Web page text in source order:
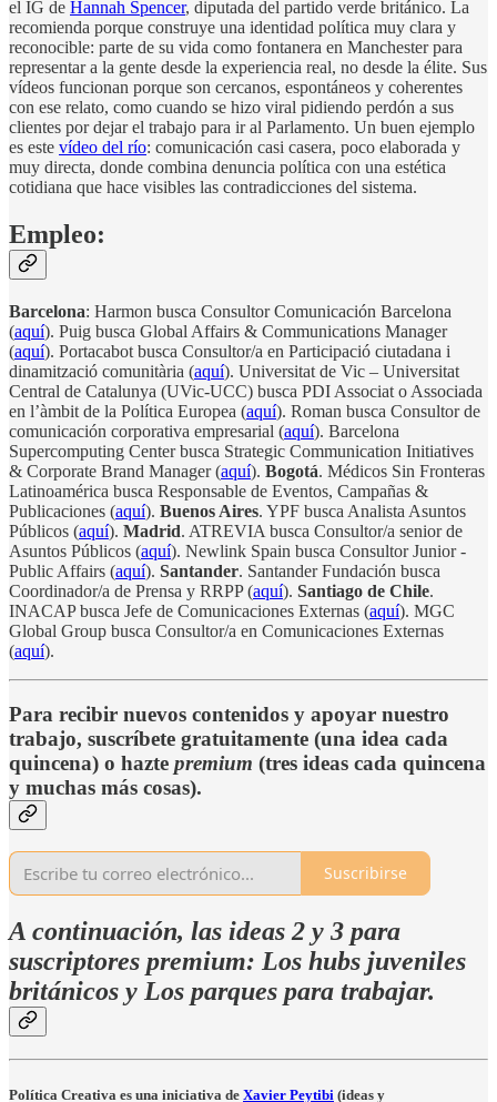
el IG de Hannah Spencer, diputada del partido verde británico. La
recomienda porque construye una identidad política muy clara y
reconocible: parte de su vida como fontanera en Manchester para
representar a la gente desde la experiencia real, no desde la élite. Sus
vídeos funcionan porque son cercanos, espontáneos y coherentes
con ese relato, como cuando se hizo viral pidiendo perdón a sus
clientes por dejar el trabajo para ir al Parlamento. Un buen ejemplo
es este vídeo del río: comunicación casi casera, poco elaborada y
muy directa, donde combina denuncia política con una estética
cotidiana que hace visibles las contradicciones del sistema.
Empleo:
Barcelona: Harmon busca Consultor Comunicación Barcelona
(aquí). Puig busca Global Affairs & Communications Manager
(aquí). Portacabot busca Consultor/a en Participació ciutadana i
dinamització comunitària (aquí). Universitat de Vic – Universitat
Central de Catalunya (UVic-UCC) busca PDI Associat o Associada
en l’àmbit de la Política Europea (aquí). Roman busca Consultor de
comunicación corporativa empresarial (aquí). Barcelona
Supercomputing Center busca Strategic Communication Initiatives
& Corporate Brand Manager (aquí). Bogotá. Médicos Sin Fronteras
Latinoamérica busca Responsable de Eventos, Campañas &
Publicaciones (aquí). Buenos Aires. YPF busca Analista Asuntos
Públicos (aquí). Madrid. ATREVIA busca Consultor/a senior de
Asuntos Públicos (aquí). Newlink Spain busca Consultor Junior -
Public Affairs (aquí). Santander. Santander Fundación busca
Coordinador/a de Prensa y RRPP (aquí). Santiago de Chile.
INACAP busca Jefe de Comunicaciones Externas (aquí). MGC
Global Group busca Consultor/a en Comunicaciones Externas
(aquí).
Para recibir nuevos contenidos y apoyar nuestro
trabajo, suscríbete gratuitamente (una idea cada
quincena) o hazte premium (tres ideas cada quincena
y muchas más cosas).
Suscribirse
A continuación, las ideas 2 y 3 para
suscriptores premium: Los hubs juveniles
británicos y Los parques para trabajar.
Política Creativa es una iniciativa de Xavier Peytibi (ideas y